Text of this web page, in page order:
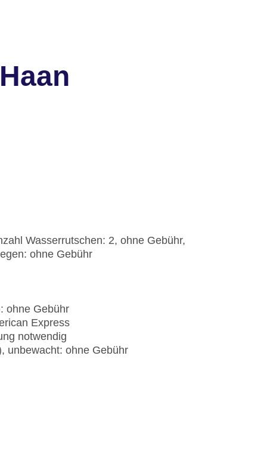
Wasserrutschen: 2, ohne Gebühr,
ohne Gebühr
ohne Gebühr
Express
notwendig
unbewacht: ohne Gebühr